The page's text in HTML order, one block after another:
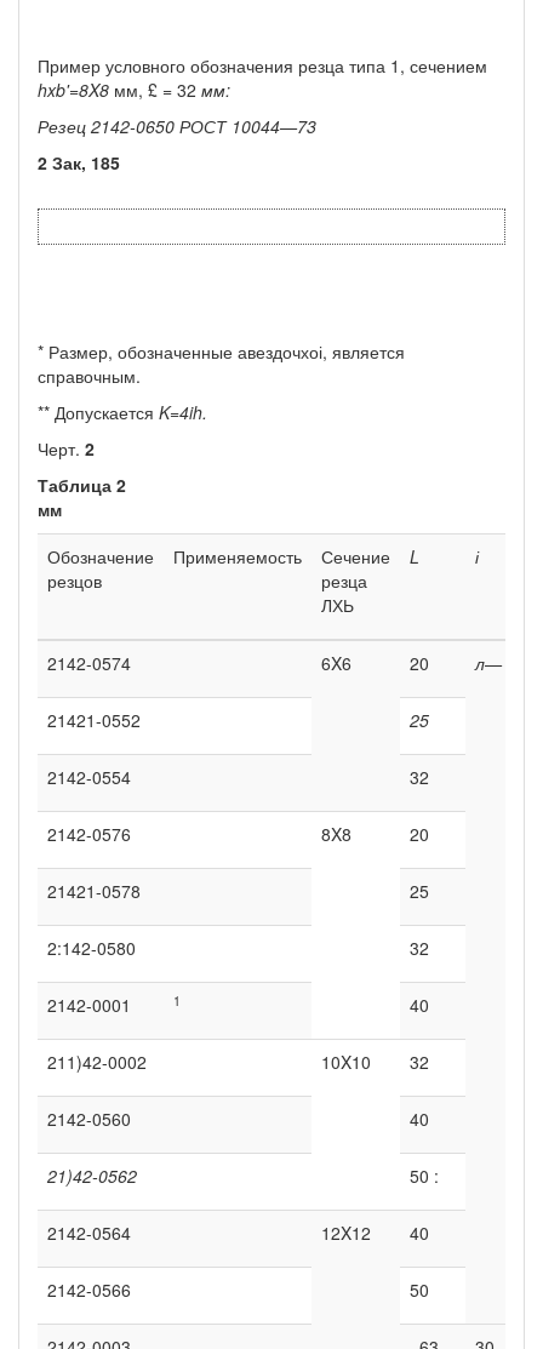
Пример условного обозначения резца типа 1, се­чением
hxb'=8X8 мм, £ = 32 мм:
Резец 2142-0650 РОСТ 10044—73
2 Зак, 185
* Размер, обозначенные авездочхоі, является
справочным.
** Допускается K=4ih.
Черт. 2
Таблица 2
мм
Обозначение
резцов
Применяемость
Сечение
резца
ЛХЬ
L і
2142-0574 6X6 20 л—
21421-0552 25
2142-0554 32
2142-0576 8X8 20
21421-0578 25
2:142-0580 32
2142-0001 1 40
211)42-0002 10X10 32
2142-0560 40
21)42-0562 50 :
2142-0564 12X12 40
2142-0566 50